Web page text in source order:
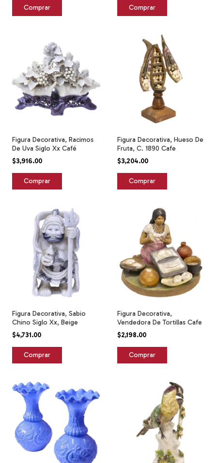
Figura Decorativa, Racimos
De Uva Siglo Xx Café
$3,916.00
Figura Decorativa, Hueso De
Fruta, C. 1890 Cafe
$3,204.00
Figura Decorativa, Sabio
Chino Siglo Xx, Beige
$4,731.00
Figura Decorativa,
Vendedora De Tortillas Cafe
$2,198.00